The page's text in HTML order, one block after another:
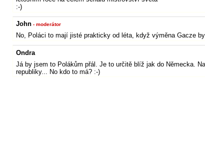
:-)
John - moderátor
No, Poláci to mají jisté prakticky od léta, když výměna Gacze
Ondra
Já by jsem to Polákům přál. Je to určitě blíž jak do Německa.
republiky... No kdo to má? :-)